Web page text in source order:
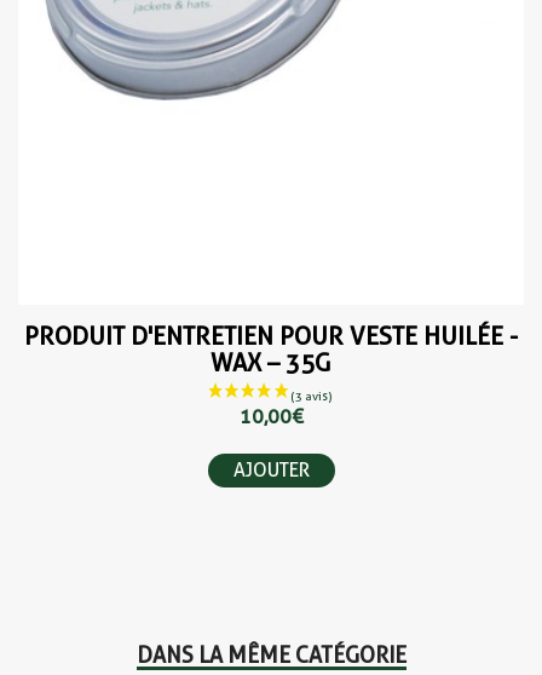
PRODUIT D'ENTRETIEN POUR VESTE HUILÉE -
WAX – 35G
10,00 €
AJOUTER
DANS LA MÊME CATÉGORIE